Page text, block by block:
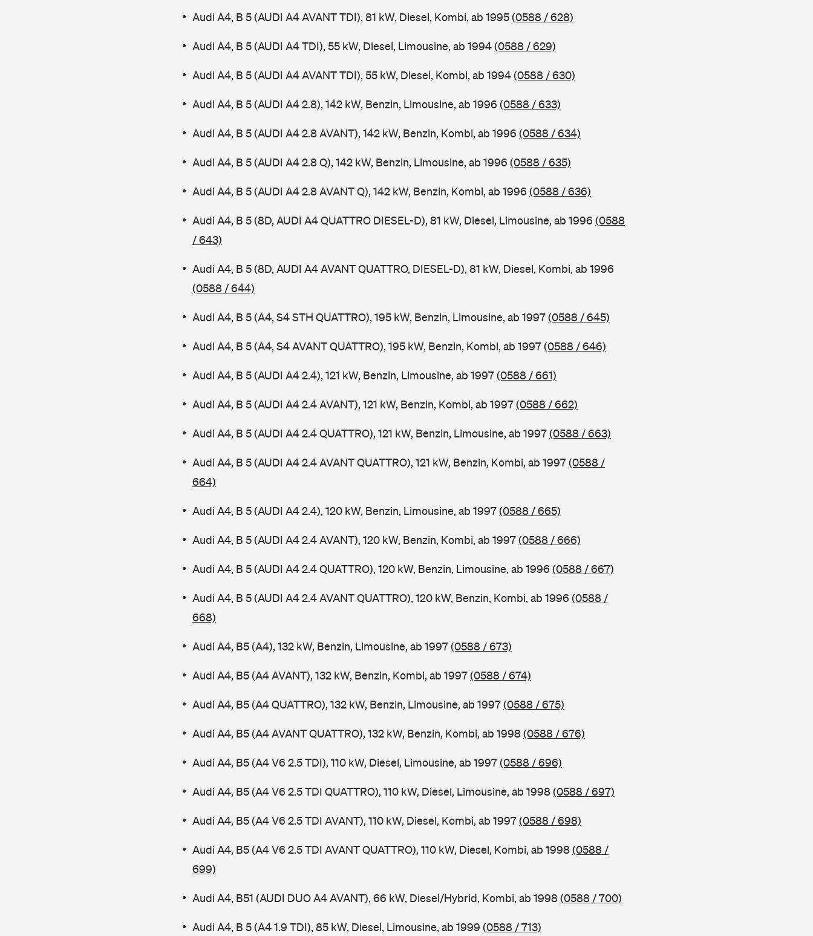
Audi A4, B 5 (AUDI A4 AVANT TDI), 81 kW, Diesel, Kombi, ab 1995(0588 / 628)
Audi A4, B 5 (AUDI A4 TDI), 55 kW, Diesel, Limousine, ab 1994(0588 / 629)
Audi A4, B 5 (AUDI A4 AVANT TDI), 55 kW, Diesel, Kombi, ab 1994(0588 / 630)
Audi A4, B 5 (AUDI A4 2.8), 142 kW, Benzin, Limousine, ab 1996 (0588 / 633)
Audi A4, B 5 (AUDI A4 2.8 AVANT), 142 kW, Benzin, Kombi, ab 1996 (0588 / 634)
Audi A4, B 5 (AUDI A4 2.8 Q), 142 kW, Benzin, Limousine, ab 1996 (0588 / 635)
Audi A4, B 5 (AUDI A4 2.8 AVANT Q), 142 kW, Benzin, Kombi, ab 1996 (0588 / 636)
Audi A4, B 5 (8D, AUDI A4 QUATTRO DIESEL-D), 81 kW, Diesel, Limousine, ab 1996 (0588
/ 643)
Audi A4, B 5 (8D, AUDI A4 AVANT QUATTRO, DIESEL-D), 81 kW, Diesel, Kombi, ab 1996
(0588 / 644)
Audi A4, B 5 (A4, S4 STH QUATTRO), 195 kW, Benzin, Limousine, ab 1997(0588 / 645)
Audi A4, B 5 (A4, S4 AVANT QUATTRO), 195 kW, Benzin, Kombi, ab 1997(0588 / 646)
Audi A4, B 5 (AUDI A4 2.4), 121 kW, Benzin, Limousine, ab 1997(0588 / 661)
Audi A4, B 5 (AUDI A4 2.4 AVANT), 121 kW, Benzin, Kombi, ab 1997(0588 / 662)
Audi A4, B 5 (AUDI A4 2.4 QUATTRO), 121 kW, Benzin, Limousine, ab 1997(0588 / 663)
Audi A4, B 5 (AUDI A4 2.4 AVANT QUATTRO), 121 kW, Benzin, Kombi, ab 1997(0588 /
664)
Audi A4, B 5 (AUDI A4 2.4), 120 kW, Benzin, Limousine, ab 1997(0588 / 665)
Audi A4, B 5 (AUDI A4 2.4 AVANT), 120 kW, Benzin, Kombi, ab 1997(0588 / 666)
Audi A4, B 5 (AUDI A4 2.4 QUATTRO), 120 kW, Benzin, Limousine, ab 1996 (0588 / 667)
Audi A4, B 5 (AUDI A4 2.4 AVANT QUATTRO), 120 kW, Benzin, Kombi, ab 1996 (0588 /
668)
Audi A4, B5 (A4), 132 kW, Benzin, Limousine, ab 1997(0588 / 673)
Audi A4, B5 (A4 AVANT), 132 kW, Benzin, Kombi, ab 1997(0588 / 674)
Audi A4, B5 (A4 QUATTRO), 132 kW, Benzin, Limousine, ab 1997(0588 / 675)
Audi A4, B5 (A4 AVANT QUATTRO), 132 kW, Benzin, Kombi, ab 1998(0588 / 676)
Audi A4, B5 (A4 V6 2.5 TDI), 110 kW, Diesel, Limousine, ab 1997(0588 / 696)
Audi A4, B5 (A4 V6 2.5 TDI QUATTRO), 110 kW, Diesel, Limousine, ab 1998(0588 / 697)
Audi A4, B5 (A4 V6 2.5 TDI AVANT), 110 kW, Diesel, Kombi, ab 1997(0588 / 698)
Audi A4, B5 (A4 V6 2.5 TDI AVANT QUATTRO), 110 kW, Diesel, Kombi, ab 1998(0588 /
699)
Audi A4, B51 (AUDI DUO A4 AVANT), 66 kW, Diesel/Hybrid, Kombi, ab 1998(0588 / 700)
Audi A4, B 5 (A4 1.9 TDI), 85 kW, Diesel, Limousine, ab 1999 (0588 / 713)